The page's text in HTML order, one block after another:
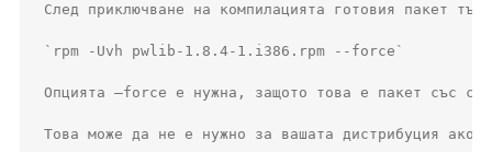
След приключване на компилацията готовия пакет
`rpm -Uvh pwlib-1.8.4-1.i386.rpm --force`
Опцията –force е нужна, защото това е пакет със
Това може да не е нужно за вашата дистрибуция